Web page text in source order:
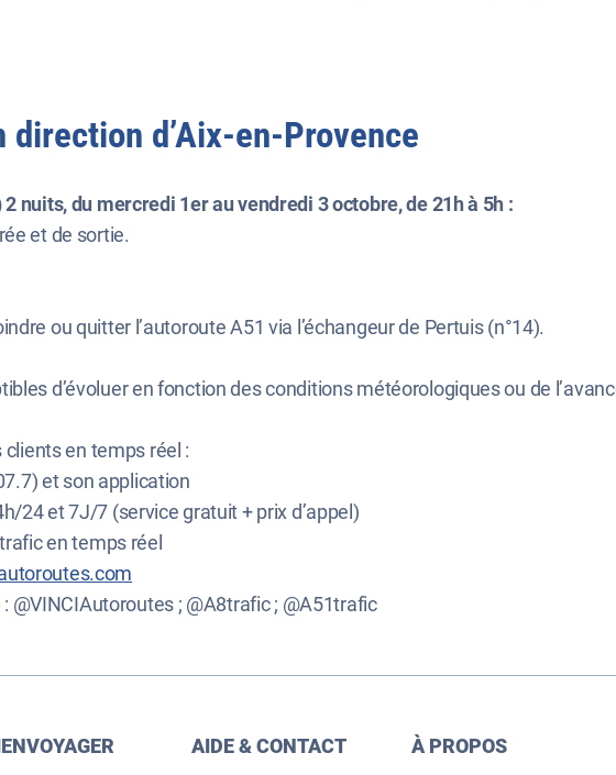
d’Aix-en-Provence
2 nuits, du mercredi 1er au vendredi 3 octobre, de 21h à 5h :
et de sortie.
ou quitter l’autoroute A51 via l’échangeur de Pertuis (n°14).
d’évoluer en fonction des conditions météorologiques ou de
en temps réel :
et son application
24 et 7J/7 (service gratuit + prix d’appel)
en temps réel
@VINCIAutoroutes ; @A8trafic ; @A51trafic
AIDE & CONTACT
À PROPOS